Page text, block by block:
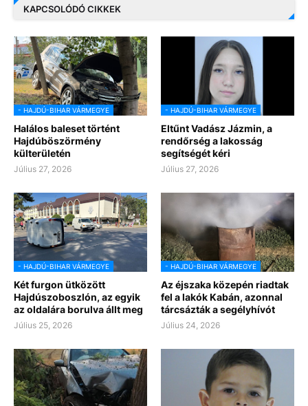
KAPCSOLÓDÓ CIKKEK
- HAJDÚ-BIHAR VÁRMEGYE
Halálos baleset történt
Hajdúböszörmény
külterületén
Július 27, 2026
- HAJDÚ-BIHAR VÁRMEGYE
Eltűnt Vadász Jázmin, a
rendőrség a lakosság
segítségét kéri
Július 27, 2026
- HAJDÚ-BIHAR VÁRMEGYE
Két furgon ütközött
Hajdúszoboszlón, az egyik
az oldalára borulva állt meg
Július 25, 2026
- HAJDÚ-BIHAR VÁRMEGYE
Az éjszaka közepén riadtak
fel a lakók Kabán, azonnal
tárcsázták a segélyhívót
Július 24, 2026